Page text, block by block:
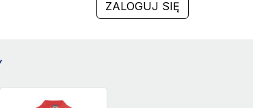
ZALOGUJ SIĘ